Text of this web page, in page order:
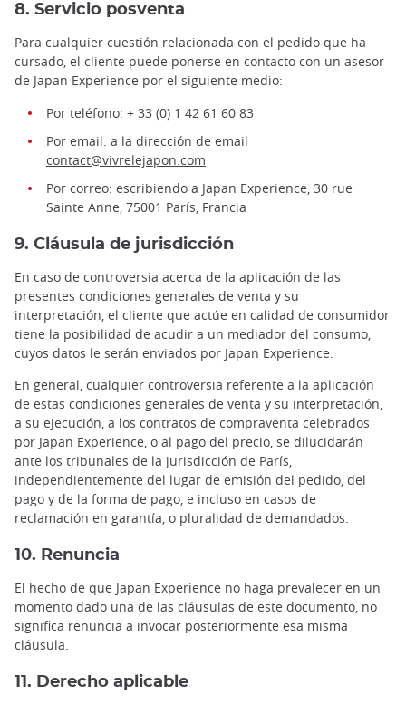
8. Servicio posventa
Para cualquier cuestión relacionada con el pedido que ha
cursado, el cliente puede ponerse en contacto con un asesor
de Japan Experience por el siguiente medio:
Por teléfono: + 33 (0) 1 42 61 60 83
Por email: a la dirección de email
contact@vivrelejapon.com
Por correo: escribiendo a Japan Experience, 30 rue
Sainte Anne, 75001 París, Francia
9. Cláusula de jurisdicción
En caso de controversia acerca de la aplicación de las
presentes condiciones generales de venta y su
interpretación, el cliente que actúe en calidad de consumidor
tiene la posibilidad de acudir a un mediador del consumo,
cuyos datos le serán enviados por Japan Experience.
En general, cualquier controversia referente a la aplicación
de estas condiciones generales de venta y su interpretación,
a su ejecución, a los contratos de compraventa celebrados
por Japan Experience, o al pago del precio, se dilucidarán
ante los tribunales de la jurisdicción de París,
independientemente del lugar de emisión del pedido, del
pago y de la forma de pago, e incluso en casos de
reclamación en garantía, o pluralidad de demandados.
10. Renuncia
El hecho de que Japan Experience no haga prevalecer en un
momento dado una de las cláusulas de este documento, no
significa renuncia a invocar posteriormente esa misma
cláusula.
11. Derecho aplicable